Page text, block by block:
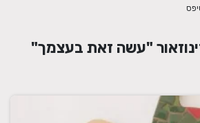
"עשה זאת בעצמך"